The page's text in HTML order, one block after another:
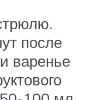
после
варенье